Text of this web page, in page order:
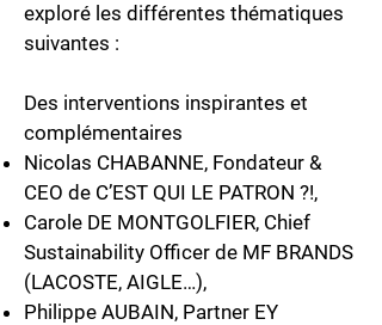
exploré les différentes thématiques
suivantes : ​
Des interventions inspirantes et
complémentaires
Nicolas CHABANNE, Fondateur &
CEO de C’EST QUI LE PATRON ?!,
Carole DE MONTGOLFIER, Chief
Sustainability Officer de MF BRANDS
(LACOSTE, AIGLE…),
Philippe AUBAIN, Partner EY